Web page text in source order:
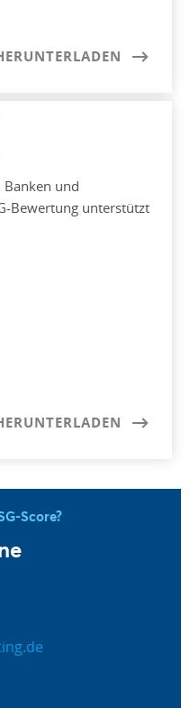
und
Bewertung unterstützt
Score?